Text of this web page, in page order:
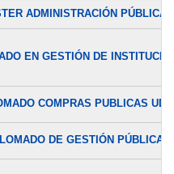
ADMINISTRACIÓN PÚBLICA
EN GESTIÓN DE
COMPRAS PUBLICAS UDD
DE GESTIÓN PÚBLICA